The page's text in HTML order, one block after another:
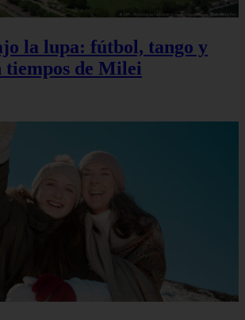
la lupa: fútbol, tango y
tiempos de Milei